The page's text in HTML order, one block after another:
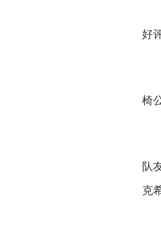
好
椅
队
克